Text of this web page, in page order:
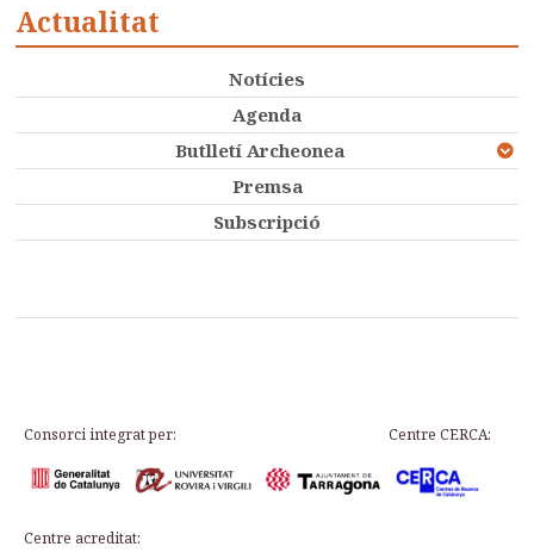
Actualitat
Notícies
Agenda
Butlletí Archeonea
Premsa
Subscripció
Consorci integrat per: Centre CERCA:
Centre acreditat: